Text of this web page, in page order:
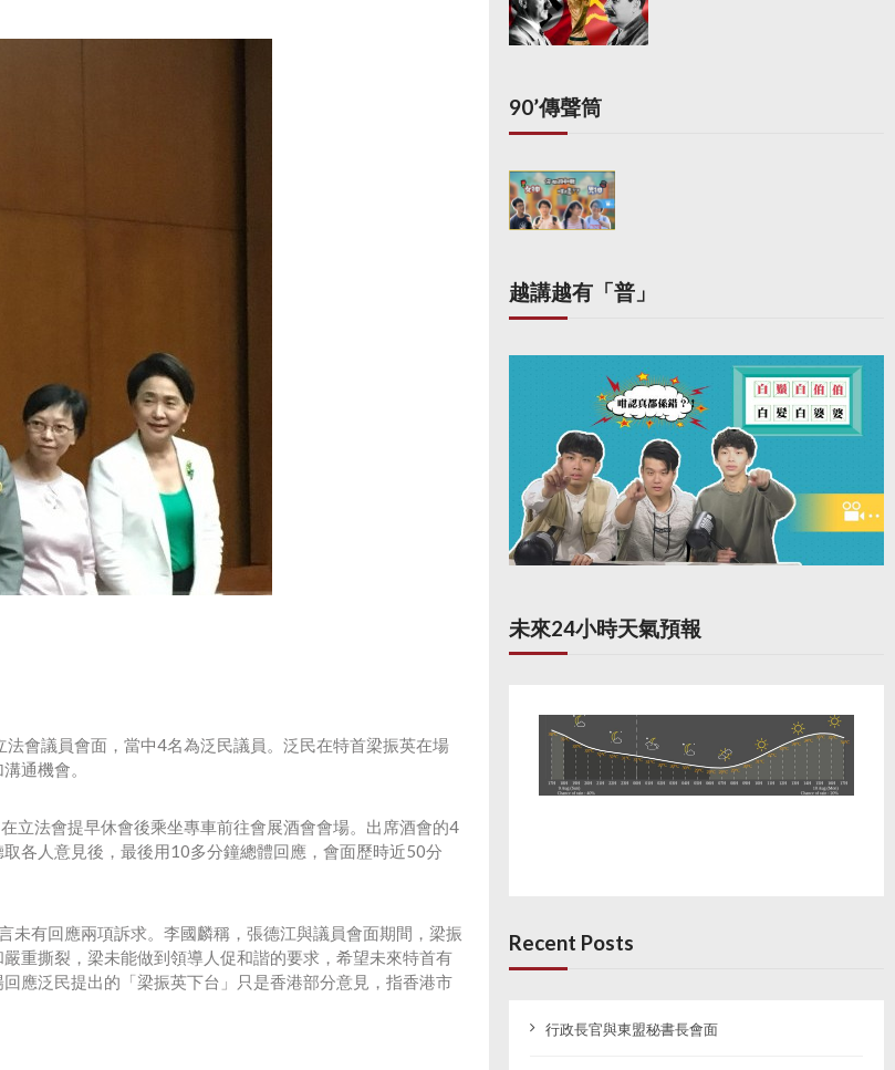
會議員會面，當中4名為泛民議員。泛民在特首梁振英在場
通機會。
立法會提早休會後乘坐專車前往會展酒會會場。出席酒會的4
各人意見後，最後用10多分鐘總體回應，會面歷時近50分
有回應兩項訴求。李國麟稱，張德江與議員會面期間，梁振
重撕裂，梁未能做到領導人促和諧的要求，希望未來特首有
應泛民提出的「梁振英下台」只是香港部分意見，指香港市
90’傳聲筒
越講越有「普」
未來24小時天氣預報
Recent Posts
行政長官與東盟秘書長會面